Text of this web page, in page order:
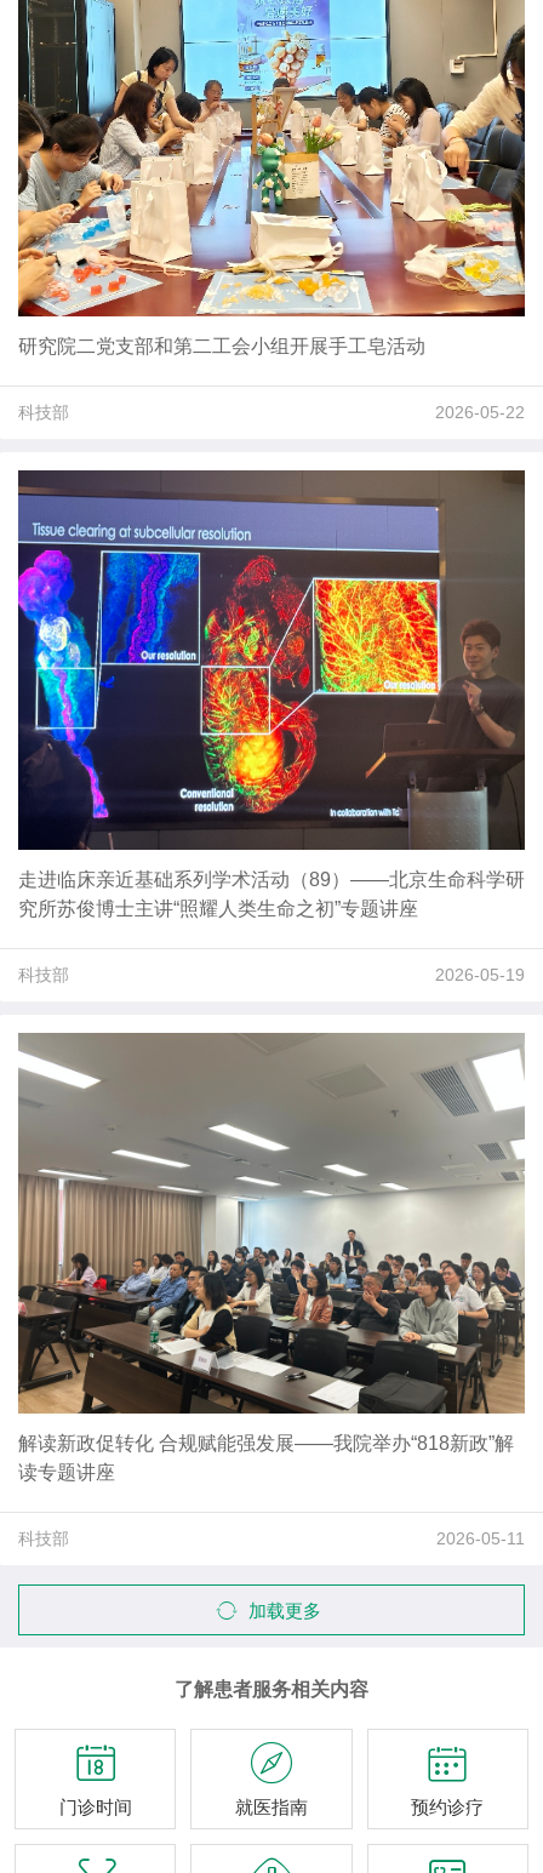
研究院二党支部和第二工会小组开展手工皂活动
科技部 2026-05-22
走进临床亲近基础系列学术活动（89）——北京生命科学研
究所苏俊博士主讲“照耀人类生命之初”专题讲座
科技部 2026-05-19
解读新政促转化 合规赋能强发展——我院举办“818新政”解
读专题讲座
科技部 2026-05-11
加载更多
了解患者服务相关内容

门诊时间

就医指南

预约诊疗